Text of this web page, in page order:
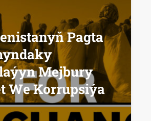
Pagta
Mejbury
We Korrupsiýa